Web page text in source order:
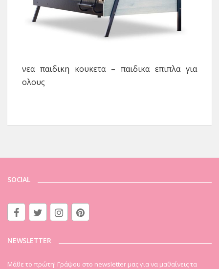
νεα παιδικη κουκετα – παιδικα επιπλα για
ολους
SOCIAL
NEWSLETTER
Μάθε το πρώτη! Γράψου στο newsletter μας για να μαθαίνεις τα